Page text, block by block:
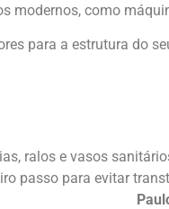
modernos, como
para a estrutura do
ralos e vasos
passo para evitar